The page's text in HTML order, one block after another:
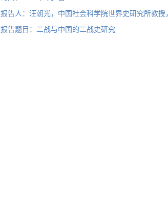
报告人：汪朝光，中国社会科学院世界史研究所教授
报告题目：二战与中国的二战史研究